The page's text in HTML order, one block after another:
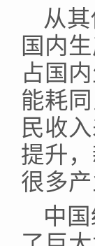
从
国内
占国
能耗
民收
提升
很多
中